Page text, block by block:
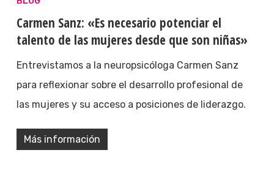
Carmen Sanz: «Es necesario potenciar el
talento de las mujeres desde que son niñas»
Entrevistamos a la neuropsicóloga Carmen Sanz
para reflexionar sobre el desarrollo profesional de
las mujeres y su acceso a posiciones de liderazgo.
Más información